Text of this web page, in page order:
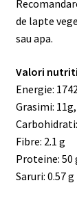
de lapte
sau apa.
Valori
Energie:
Grasimi:
Fibre: 2.1 g
Proteine: 50
Saruri: 0.57 g